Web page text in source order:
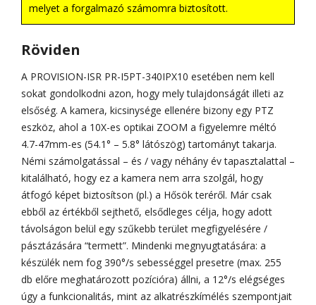
melyet a forgalmazó számomra biztosított.
Röviden
A PROVISION-ISR PR-I5PT-340IPX10 esetében nem kell
sokat gondolkodni azon, hogy mely tulajdonságát illeti az
elsőség. A kamera, kicsinysége ellenére bizony egy PTZ
eszköz, ahol a 10X-es optikai ZOOM a figyelemre méltó
4.7-47mm-es (54.1° – 5.8° látószög) tartományt takarja.
Némi számolgatással – és / vagy néhány év tapasztalattal –
kitalálható, hogy ez a kamera nem arra szolgál, hogy
átfogó képet biztosítson (pl.) a Hősök teréről. Már csak
ebből az értékből sejthető, elsődleges célja, hogy adott
távolságon belül egy szűkebb terület megfigyelésére /
pásztázására “termett”. Mindenki megnyugtatására: a
készülék nem fog 390°/s sebességgel presetre (max. 255
db előre meghatározott pozícióra) állni, a 12°/s elégséges
úgy a funkcionalitás, mint az alkatrészkímélés szempontjait